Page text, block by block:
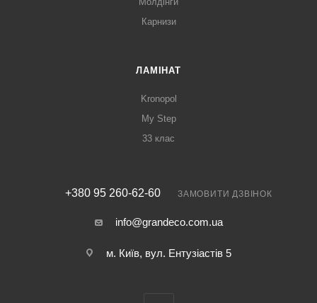
Карнизи
ЛАМІНАТ
Kronopol
My Step
33 клас
+380 95 260-62-60 ЗАМОВИТИ ДЗВІНОК
info@grandeco.com.ua
м. Київ, вул. Ентузіастів 5